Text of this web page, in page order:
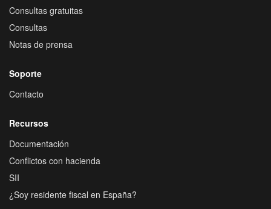
Consultas gratuitas
Consultas
Notas de prensa
Soporte
Contacto
Recursos
Documentación
Conflictos con hacienda
SII
¿Soy residente fiscal en España?